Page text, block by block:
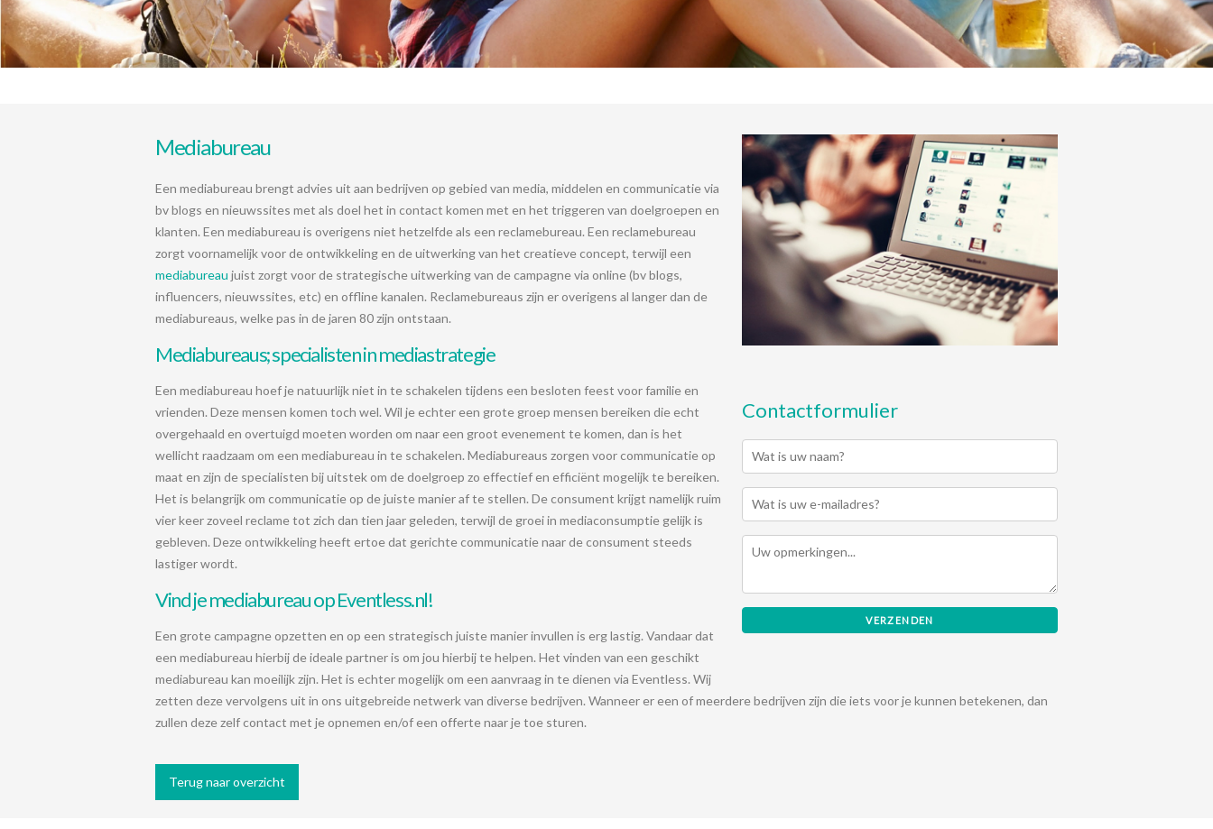
Contactformulier
Mediabureau
Een mediabureau brengt advies uit aan bedrijven op gebied van media, middelen en communicatie via
bv blogs en nieuwssites met als doel het in contact komen met en het triggeren van doelgroepen en
klanten. Een mediabureau is overigens niet hetzelfde als een reclamebureau. Een reclamebureau
zorgt voornamelijk voor de ontwikkeling en de uitwerking van het creatieve concept, terwijl een
mediabureau juist zorgt voor de strategische uitwerking van de campagne via online (bv blogs,
influencers, nieuwssites, etc) en offline kanalen. Reclamebureaus zijn er overigens al langer dan de
mediabureaus, welke pas in de jaren 80 zijn ontstaan.
Mediabureaus; specialisten in mediastrategie
Een mediabureau hoef je natuurlijk niet in te schakelen tijdens een besloten feest voor familie en
vrienden. Deze mensen komen toch wel. Wil je echter een grote groep mensen bereiken die echt
overgehaald en overtuigd moeten worden om naar een groot evenement te komen, dan is het
wellicht raadzaam om een mediabureau in te schakelen. Mediabureaus zorgen voor communicatie op
maat en zijn de specialisten bij uitstek om de doelgroep zo effectief en efficiënt mogelijk te bereiken.
Het is belangrijk om communicatie op de juiste manier af te stellen. De consument krijgt namelijk ruim
vier keer zoveel reclame tot zich dan tien jaar geleden, terwijl de groei in mediaconsumptie gelijk is
gebleven. Deze ontwikkeling heeft ertoe dat gerichte communicatie naar de consument steeds
lastiger wordt.
Vind je mediabureau op Eventless.nl!
Een grote campagne opzetten en op een strategisch juiste manier invullen is erg lastig. Vandaar dat
een mediabureau hierbij de ideale partner is om jou hierbij te helpen. Het vinden van een geschikt
mediabureau kan moeilijk zijn. Het is echter mogelijk om een aanvraag in te dienen via Eventless. Wij
zetten deze vervolgens uit in ons uitgebreide netwerk van diverse bedrijven. Wanneer er een of meerdere bedrijven zijn die iets voor je kunnen betekenen, dan
zullen deze zelf contact met je opnemen en/of een offerte naar je toe sturen.
Terug naar overzicht